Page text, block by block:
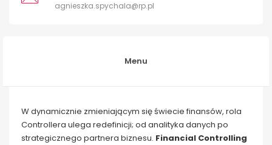
agnieszka.spychala@rp.pl
Menu
W dynamicznie zmieniającym się świecie finansów, rola
Controllera ulega redefinicji; od analityka danych po
strategicznego partnera biznesu. Financial Controlling